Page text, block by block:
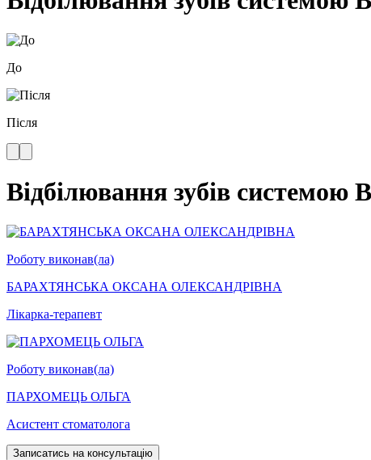
До
Після
Відбілювання зубів системою
Роботу виконав(ла)
БАРАХТЯНСЬКА ОКСАНА ОЛЕКСАНДРІВНА
Лікарка-терапевт
Роботу виконав(ла)
ПАРХОМЕЦЬ ОЛЬГА
Асистент стоматолога
Записатись на консультацію